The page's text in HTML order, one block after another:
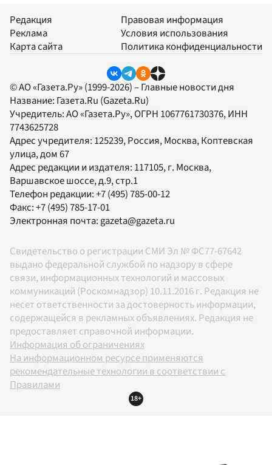
Редакция
Реклама
Карта сайта
Правовая информация
Условия использования
Политика конфиденциальности
© АО «Газета.Ру» (1999-2026) – Главные новости дня
Название: Газета.Ru (Gazeta.Ru)
Учредитель:АО «Газета.Ру», ОГРН 1067761730376, ИНН
7743625728
Адрес учредителя: 125239, Россия, Москва, Коптевская
улица, дом 67
Адрес редакции и издателя: 117105, г. Москва,
Варшавское шоссе, д.9, стр.1
Телефон редакции:+7 (495) 785-00-12
Факс:+7 (495) 785-17-01
Электронная почта: gazeta@gazeta.ru
Свидетельство о регистрации СМИ Эл № ФС77-67642
выдано федеральной службой по надзору в сфере
связи, информационных технологий и массовых
коммуникаций (Роскомнадзор) 10.11.2016 г. Редакция не
несет ответственности за достоверность информации,
содержащейся в рекламных объявлениях. Редакция не
предоставляет справочной информации.
Информация об ограничениях
На информационном ресурсе применяются
рекомендательные технологии в соответствии с
Правилами
18+